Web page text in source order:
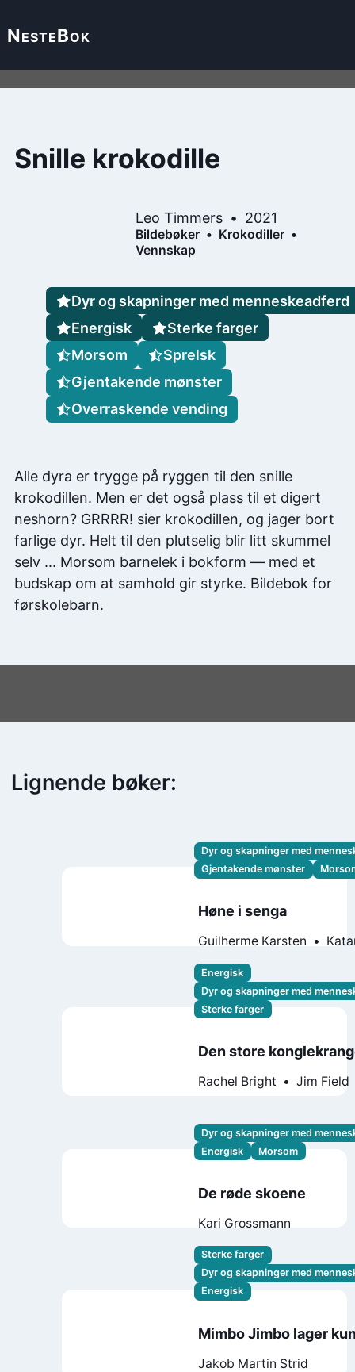
NesteBok
Snille krokodille
Leo Timmers 2021
Bildebøker
Krokodiller
Vennskap
Alle dyra er trygge på ryggen til den snille
krokodillen. Men er det også plass til et digert
neshorn? GRRRR! sier krokodillen, og jager bort
farlige dyr. Helt til den plutselig blir litt skummel
selv ... Morsom barnelek i bokform — med et
budskap om at samhold gir styrke. Bildebok for
førskolebarn.
Dyr og skapninger med menneskeadferd
Energisk
Sterke farger
Morsom
Sprelsk
Gjentakende mønster
Overraskende vending
Lignende bøker:
Dyr og skapninger med
Gjentakende mønster
Høne i senga
Guilherme Karsten
Energisk
Dyr og skapninger med
Sterke farger
Den store
Rachel Bright Jim Field
Dyr og skapninger med
Energisk
Morsom
De røde skoene
Kari Grossmann
Sterke farger
Dyr og skapninger med
Energisk
Mimbo Jimbo lager
Jakob Martin Strid